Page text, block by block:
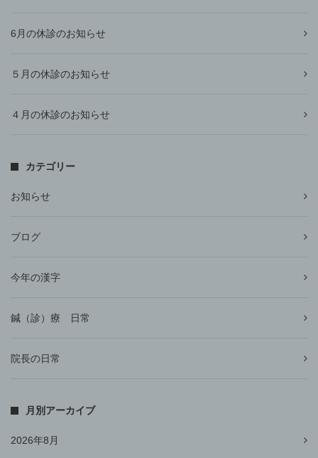
6月の休診のお知らせ
５月の休診のお知らせ
４月の休診のお知らせ
カテゴリー
お知らせ
ブログ
今年の漢字
鍼（診）療 日常
院長の日常
月別アーカイブ
2026年8月